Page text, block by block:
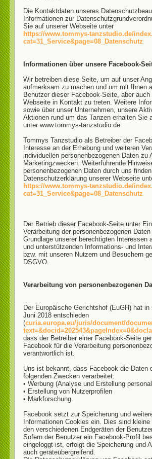
Die Kontaktdaten unseres
Informationen zur
Sie auf unserer Webseite unter
https://www.tommys-tanzstudio.de/
cat=31_Service&page=08_Datenschutz
Informationen über unsere Facebook-
Wir betreiben diese Seite, um auf unser
aufmerksam zu machen und um mit Ihnen
Benutzer dieser Facebook-Seite, aber auch
Webseite in Kontakt zu treten. Weitere
sowie über unser Unternehmen, unsere
Aktionen rund um das Tanzen erhalten Sie
unter www.tommys-tanzstudio.de
Tommys Tanzstudio als Betreiber der
Interesse an der Erhebung und weiteren
individuellen personenbezogenen Daten zu
Marketingzwecken. Weiterführende
personenbezogenen Daten durch uns
Datenschutzerklärung unserer Webseite
https://www.tommys-tanzstudio.de/
cat=31_Service&page=08_Datenschutz
Der Betrieb dieser Facebook-Seite unter
Verarbeitung der personenbezogenen
Grundlage unserer berechtigten Interessen
und unterstützenden Informations- und
bzw. mit unseren Nutzern und Besuchern
DSGVO.
Verarbeitung von personenbezogenen
Der Europäische Gerichtshof (EuGH) hat
Juni 2018 entschieden
(curia.europa.eu/juris/document/
dass der Betreiber einer Facebook-Seite
Facebook für die Verarbeitung
verantwortlich ist.
Uns ist bekannt, dass Facebook die Daten
folgenden Zwecken verarbeitet:
• Werbung (Analyse und Erstellung
• Erstellung von Nutzerprofilen
• Markforschung.
Facebook setzt zur Speicherung und
Informationen Cookies ein. Dies sind
den verschiedenen Endgeräten der
Sofern der Benutzer ein Facebook-Profil
eingeloggt ist, erfolgt die Speicherung und
auch geräteübergreifend.